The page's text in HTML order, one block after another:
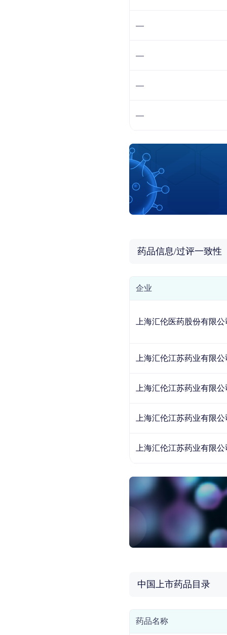
—
—
—
—
药品信息/过评一致性
企业
上海汇伦医药股份有限公
上海汇伦江苏药业有限公
上海汇伦江苏药业有限公
上海汇伦江苏药业有限公
上海汇伦江苏药业有限公
中国上市药品目录
药品名称